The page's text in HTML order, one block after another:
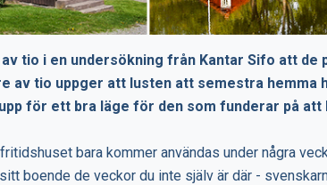
tio i en undersökning från Kantar Sifo att de
av tio uppger att lusten att semestra hemma
för ett bra läge för den som funderar på att
bara kommer användas under några
boende de veckor du inte själv är där -